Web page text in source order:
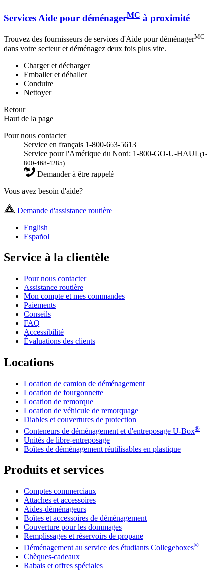
Services Aide pour déménagerMC à proximité
Trouvez des fournisseurs de services d'Aide pour déménagerMC
dans votre secteur et déménagez deux fois plus vite.
Charger et décharger
Emballer et déballer
Conduire
Nettoyer
Retour
Haut de la page
Pour nous contacter
Service en français 1-800-663-5613
Service pour l'Amérique du Nord: 1-800-GO-U-HAUL(1-
800-468-4285)
Demander à être rappelé
Vous avez besoin d'aide?
Demande d'assistance routière
English
Español
Service à la clientèle
Pour nous contacter
Assistance routière
Mon compte et mes commandes
Paiements
Conseils
FAQ
Accessibilité
Évaluations des clients
Locations
Location de camion de déménagement
Location de fourgonnette
Location de remorque
Location de véhicule de remorquage
Diables et couvertures de protection
Conteneurs de déménagement et d'entreposage U-Box®
Unités de libre-entreposage
Boîtes de déménagement réutilisables en plastique
Produits et services
Comptes commerciaux
Attaches et accessoires
Aides-déménageurs
Boîtes et accessoires de déménagement
Couverture pour les dommages
Remplissages et réservoirs de propane
Déménagement au service des étudiants Collegeboxes®
Chèques-cadeaux
Rabais et offres spéciales